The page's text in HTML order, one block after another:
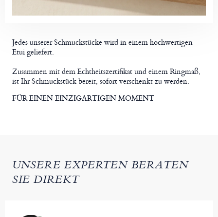
Jedes unserer Schmuckstücke wird in einem hochwertigen
Etui geliefert.
Zusammen mit dem Echtheitszertifikat und einem Ringmaß,
ist Ihr Schmuckstück bereit, sofort verschenkt zu werden.
FÜR EINEN EINZIGARTIGEN MOMENT
UNSERE EXPERTEN BERATEN
SIE DIREKT